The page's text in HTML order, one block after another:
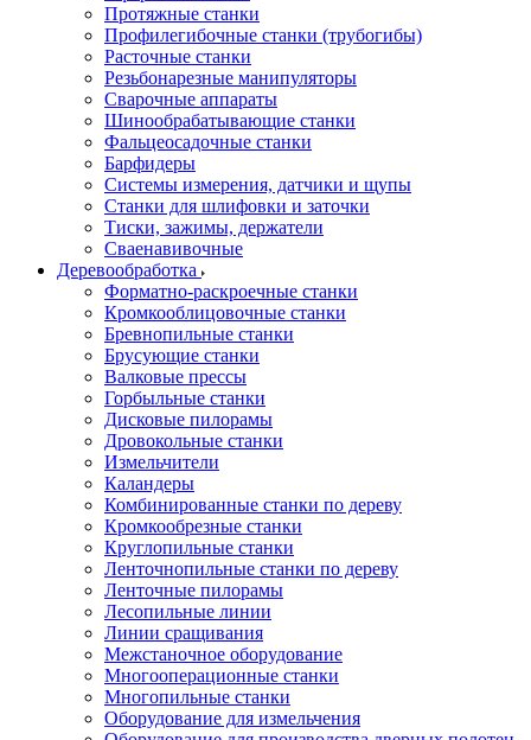
Протяжные станки
Профилегибочные станки (трубогибы)
Расточные станки
Резьбонарезные манипуляторы
Сварочные аппараты
Шинообрабатывающие станки
Фальцеосадочные станки
Барфидеры
Системы измерения, датчики и щупы
Станки для шлифовки и заточки
Тиски, зажимы, держатели
Cваенавивочные
Деревообработка
Форматно-раскроечные станки
Кромкооблицовочные станки
Бревнопильные станки
Брусующие станки
Валковые прессы
Горбыльные станки
Дисковые пилорамы
Дровокольные станки
Измельчители
Каландеры
Комбинированные станки по дереву
Кромкообрезные станки
Круглопильные станки
Ленточнопильные станки по дереву
Ленточные пилорамы
Лесопильные линии
Линии сращивания
Межстаночное оборудование
Многооперационные станки
Многопильные станки
Оборудование для измельчения